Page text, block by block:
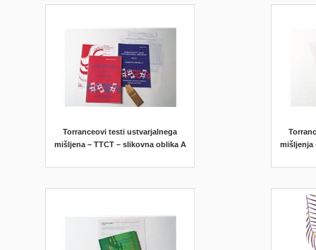
Torranceovi testi ustvarjalnega
mišljena – TTCT – slikovna oblika A
mišljenja